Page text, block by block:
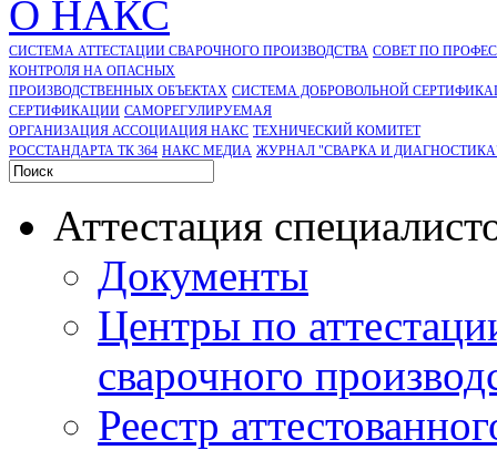
О НАКС
СИСТЕМА АТТЕСТАЦИИ СВАРОЧНОГО ПРОИЗВОДСТВА СОВЕТ ПО
КОНТРОЛЯ НА ОПАСНЫХ
ПРОИЗВОДСТВЕННЫХ ОБЪЕКТАХ СИСТЕМА ДОБРОВОЛЬНОЙ
CЕРТИФИКАЦИИ САМОРЕГУЛИРУЕМАЯ
ОРГАНИЗАЦИЯ АССОЦИАЦИЯ НАКС ТЕХНИЧЕСКИЙ КОМИТЕТ
РОССТАНДАРТА ТК 364 НАКС МЕДИА ЖУРНАЛ "СВАРКА И
Аттестация
Документы
Центры по
сварочного
Реестр